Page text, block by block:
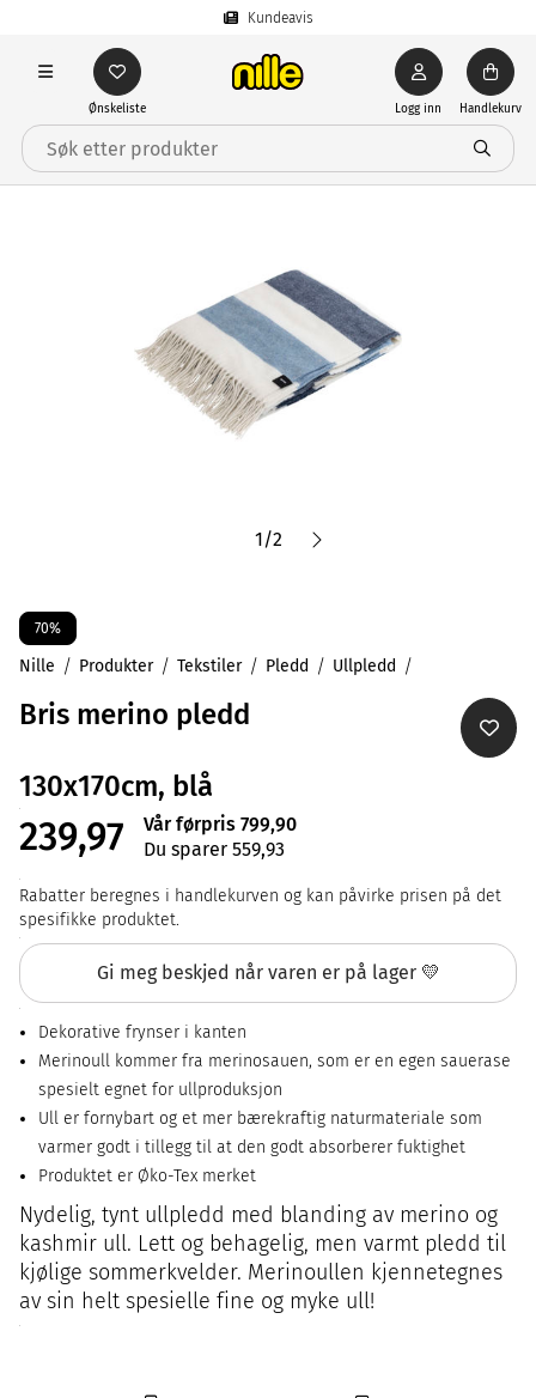
Kundeavis
Ønskeliste Logg inn Handlekurv
1/2
70%
Nille Produkter Tekstiler Pledd Ullpledd
Bris merino pledd
130x170cm, blå
239,97
Vår førpris 799,90
Du sparer 559,93
Rabatter beregnes i handlekurven og kan påvirke prisen på det
spesifikke produktet.
Gi meg beskjed når varen er på lager 💛
Dekorative frynser i kanten
Merinoull kommer fra merinosauen, som er en egen sauerase
spesielt egnet for ullproduksjon
Ull er fornybart og et mer bærekraftig naturmateriale som
varmer godt i tillegg til at den godt absorberer fuktighet
Produktet er Øko-Tex merket
Nydelig, tynt ullpledd med blanding av merino og
kashmir ull. Lett og behagelig, men varmt pledd til
kjølige sommerkvelder. Merinoullen kjennetegnes
av sin helt spesielle fine og myke ull!